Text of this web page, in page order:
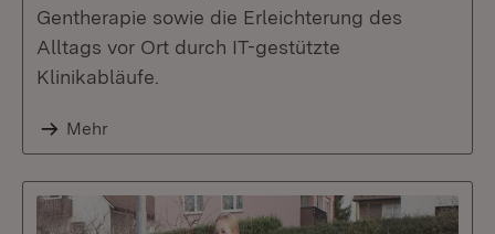
Gentherapie sowie die Erleichterung des
Alltags vor Ort durch IT-gestützte
Klinikabläufe.
Mehr